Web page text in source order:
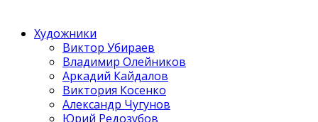
Художники
Виктор Убираев
Владимир Олейников
Аркадий Кайдалов
Виктория Косенко
Александр Чугунов
Юрий Редозубов